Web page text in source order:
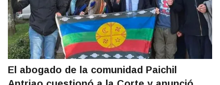
El abogado de la comunidad Paichil